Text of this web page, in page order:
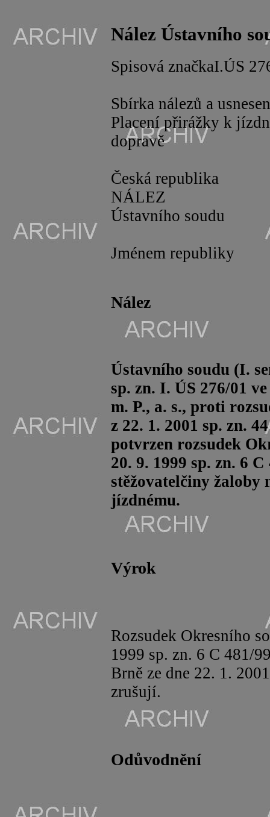
Nález Ústavního
Spisová značkaI.ÚS
Sbírka nálezů a
Placení přirážky k
dopravě
Česká republika
NÁLEZ
Ústavního soudu
Jménem republiky
Nález
Ústavního soudu (I.
sp. zn. I. ÚS 276/01
m. P., a. s., proti
z 22. 1. 2001 sp. zn.
potvrzen rozsudek
20. 9. 1999 sp. zn. 6 C
stěžovatelčiny
jízdnému.
Výrok
Rozsudek Okresního
1999 sp. zn. 6 C 481/
Brně ze dne 22. 1.
zrušují.
Odůvodnění